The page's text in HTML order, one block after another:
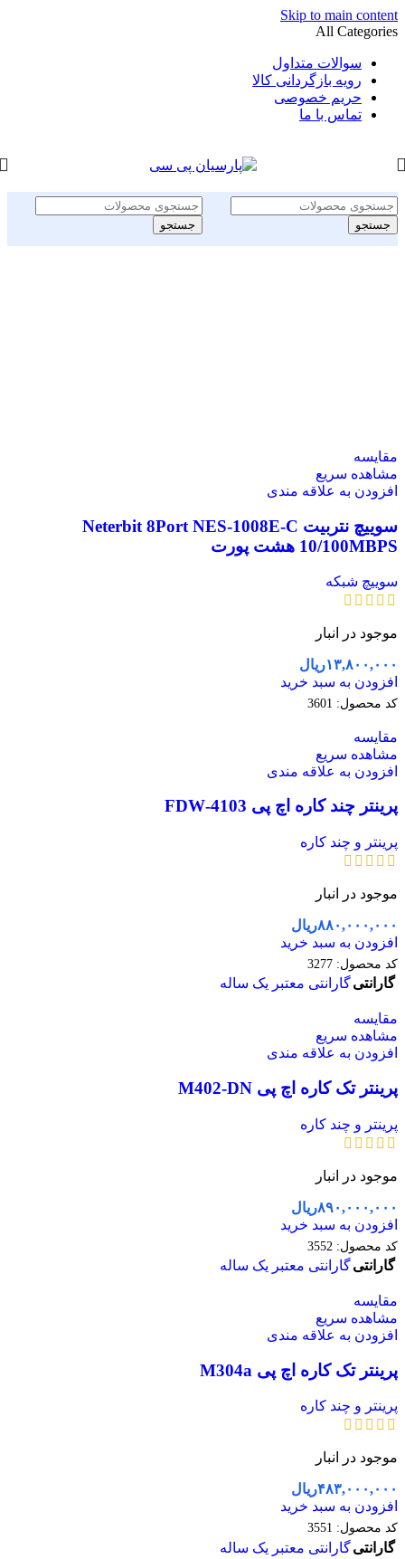
Skip to main content
All Categories
سوالات متداول
رویه بازگردانی کالا
حریم خصوصی
تماس با ما
جستجو جستجو
مقایسه
مشاهده سریع
افزودن به علاقه مندی
سوییچ نتربیت Neterbit 8Port NES-1008E-C
10/100MBPS هشت پورت
سوییچ شبکه
موجود در انبار
۱۳,۸۰۰,۰۰۰ریال
افزودن به سبد خرید
کد محصول: 3601
مقایسه
مشاهده سریع
افزودن به علاقه مندی
پرینتر چند کاره اچ پی 4103-FDW
پرینتر و چند کاره
موجود در انبار
۸۸۰,۰۰۰,۰۰۰ریال
افزودن به سبد خرید
کد محصول: 3277
گارانتیگارانتی معتبر یک ساله
مقایسه
مشاهده سریع
افزودن به علاقه مندی
پرینتر تک کاره اچ پی M402-DN
پرینتر و چند کاره
موجود در انبار
۸۹۰,۰۰۰,۰۰۰ریال
افزودن به سبد خرید
کد محصول: 3552
گارانتیگارانتی معتبر یک ساله
مقایسه
مشاهده سریع
افزودن به علاقه مندی
پرینتر تک کاره اچ پی M304a
پرینتر و چند کاره
موجود در انبار
۴۸۳,۰۰۰,۰۰۰ریال
افزودن به سبد خرید
کد محصول: 3551
گارانتیگارانتی معتبر یک ساله